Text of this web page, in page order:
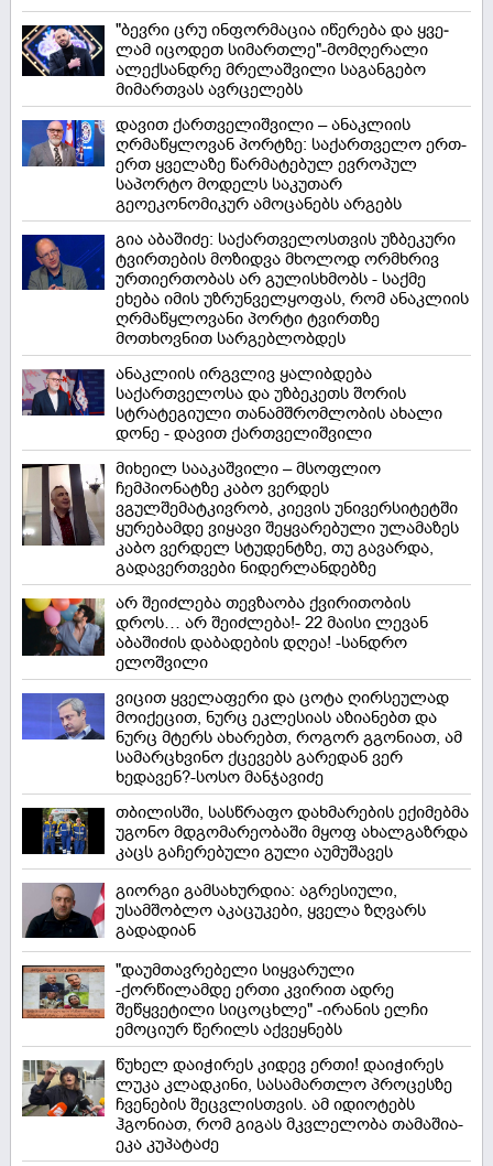
"ბევ­რი ცრუ ინ­ფორ­მა­ცია იწე­რე­ბა და ყვე­
ლამ იცო­დეთ სი­მარ­თლე"-მომღერალი
ალექსანდრე მრელაშვილი საგანგებო
მიმართვას ავრცელებს
დავით ქართველიშვილი – ანაკლიის
ღრმაწყლოვან პორტზე: საქართველო ერთ-
ერთ ყველაზე წარმატებულ ევროპულ
საპორტო მოდელს საკუთარ
გეოეკონომიკურ ამოცანებს არგებს
გია აბაშიძე: საქართველოსთვის უზბეკური
ტვირთების მოზიდვა მხოლოდ ორმხრივ
ურთიერთობას არ გულისხმობს - საქმე
ეხება იმის უზრუნველყოფას, რომ ანაკლიის
ღრმაწყლოვანი პორტი ტვირთზე
მოთხოვნით სარგებლობდეს
ანაკლიის ირგვლივ ყალიბდება
საქართველოსა და უზბეკეთს შორის
სტრატეგიული თანამშრომლობის ახალი
დონე - დავით ქართველიშვილი
მიხეილ სააკაშვილი – მსოფლიო
ჩემპიონატზე კაბო ვერდეს
ვგულშემატკივრობ, კიევის უნივერსიტეტში
ყურებამდე ვიყავი შეყვარებული ულამაზეს
კაბო ვერდელ სტუდენტზე, თუ გავარდა,
გადავერთვები ნიდერლანდებზე
არ შეიძლება თევზაობა ქვირითობის
დროს… არ შეიძლება!- 22 მაისი ლევან
აბაშიძის დაბადების დღეა! -სანდრო
ელოშვილი
ვიცით ყველაფერი და ცოტა ღირსეულად
მოიქეცით, ნურც ეკლესიას აზიანებთ და
ნურც მტერს ახარებთ, როგორ გგონიათ, ამ
სამარცხვინო ქცევებს გარედან ვერ
ხედავენ?-სოსო მანჯავიძე
თბილისში, სასწრაფო დახმარების ექიმებმა
უგონო მდგომარეობაში მყოფ ახალგაზრდა
კაცს გაჩერებული გული აუმუშავეს
გიორგი გამსახურდია: აგრესიული,
უსამშობლო აკაცუკები, ყველა ზღვარს
გადადიან
"დაუმთავრებელი სიყვარული
-ქორწილამდე ერთი კვირით ადრე
შეწყვეტილი სიცოცხლე" -ირანის ელჩი
ემოციურ წერილს აქვეყნებს
წუხელ დაიჭირეს კიდევ ერთი! დაიჭირეს
ლუკა კლადკინი, სასამართლო პროცესზე
ჩვენების შეცვლისთვის. ამ იდიოტებს
ჰგონიათ, რომ გიგას მკვლელობა თამაშია-
ეკა კუპატაძე